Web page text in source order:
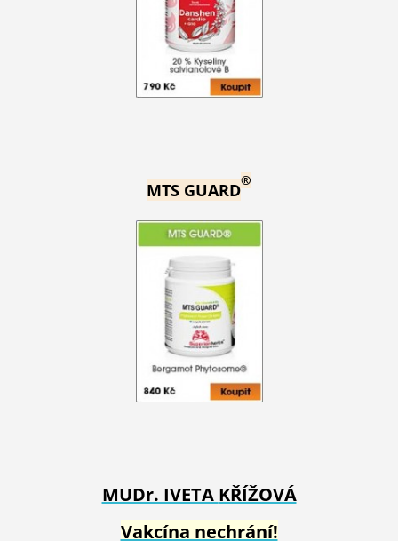
MTS GUARD®
MUDr. IVETA KŘÍŽOVÁ
Vakcína nechrání!